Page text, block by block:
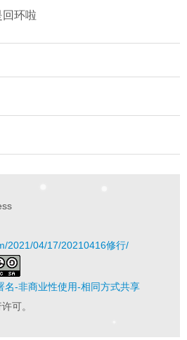
环啦
2021/04/17/20210416修行/
名-非商业性使用-相同方式共享
可。